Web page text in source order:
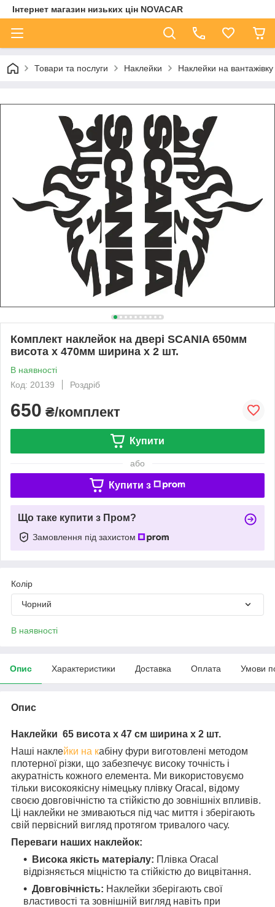
Інтернет магазин низьких цін NOVACAR
Товари та послуги Наклейки Наклейки на вантажівку
Комплект наклейок на двері SCANIA 650мм
висота х 470мм ширина х 2 шт.
В наявності
Код: 20139
Роздріб
650 ₴/комплект
Купити
або
Купити з
Що таке купити з Пром?
Замовлення під захистом
Колір
Чорний
В наявності
Опис Характеристики Доставка Оплата Умови
Опис
Наклейки 65 висота х 47 см ширина х 2 шт.
Наші наклейки на кабіну фури виготовлені методом
плотерної різки, що забезпечує високу точність і
акуратність кожного елемента. Ми використовуємо
тільки високоякісну німецьку плівку Oracal, відому
своєю довговічністю та стійкістю до зовнішніх впливів.
Ці наклейки не змиваються під час миття і зберігають
свій первісний вигляд протягом тривалого часу.
Переваги наших наклейок:
Висока якість матеріалу: Плівка Oracal
відрізняється міцністю та стійкістю до вицвітання.
Довговічність: Наклейки зберігають свої
властивості та зовнішній вигляд навіть при